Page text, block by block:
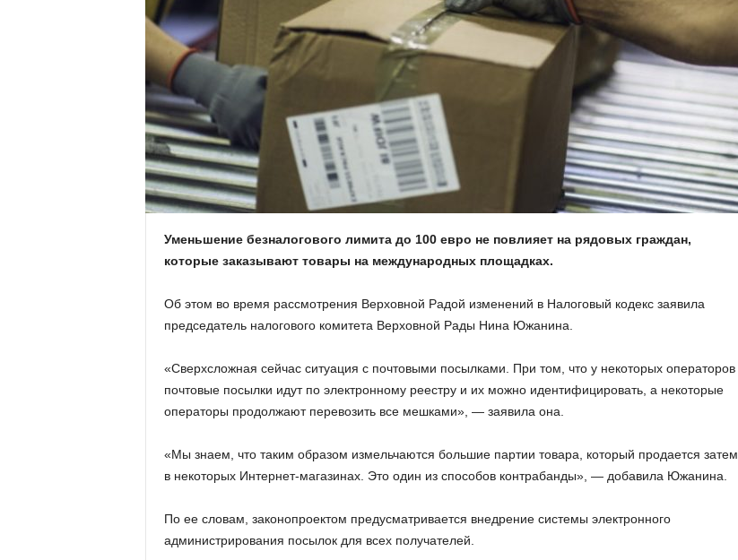
o
a
Уменьшение безналогового лимита до 100 евро не повлияет на рядовых граждан,
которые заказывают товары на международных площадках.
Об этом во время рассмотрения Верховной Радой изменений в Налоговый кодекс заявила
председатель налогового комитета Верховной Рады Нина Южанина.
«Сверхсложная сейчас ситуация с почтовыми посылками. При том, что у некоторых операторов
почтовые посылки идут по электронному реестру и их можно идентифицировать, а некоторые
операторы продолжают перевозить все мешками», — заявила она.
«Мы знаем, что таким образом измельчаются большие партии товара, который продается затем
в некоторых Интернет-магазинах. Это один из способов контрабанды», — добавила Южанина.
По ее словам, законопроектом предусматривается внедрение системы электронного
администрирования посылок для всех получателей.